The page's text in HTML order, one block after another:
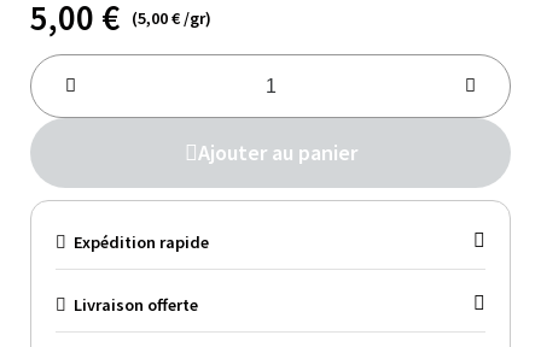
5,00 € (5,00 € /gr)
Ajouter au panier
Expédition rapide
Livraison offerte